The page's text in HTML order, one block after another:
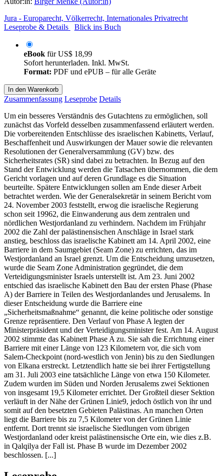
Jura - Europarecht, Völkerrecht, Internationales Privatrecht
Leseprobe & Details
Blick ins Buch
eBook fürUS$ 18,99
Sofort herunterladen. Inkl. MwSt.
Format: PDF und ePUB – für alle Geräte
In den Warenkorb
Zusammenfassung Leseprobe Details
Um ein besseres Verständnis des Gutachtens zu ermöglichen, soll
zunächst das Vorfeld desselben zusammenfassend erläutert werden.
Die vorbereitenden Entschlüsse des israelischen Kabinetts, Verlauf,
Beschaffenheit und Auswirkungen der Mauer sowie die relevanten
Resolutionen der Generalversammlung (GV) bzw. des
Sicherheitsrates (SR) sind dabei zu betrachten. In Bezug auf den
Stand der Entwicklung werden die Tatsachen übernommen, die dem
Gericht vorlagen und auf deren Grundlage es die Situation
beurteilte. Spätere Entwicklungen sollen am Ende dieser Arbeit
betrachtet werden. Wie der Generalsekretär in seinem Bericht vom
24. November 2003 feststellt, erwog die israelische Regierung
schon seit 19962, die Einwanderung aus dem zentralen und
nördlichen Westjordanland zu verhindern. Nachdem im Frühjahr
2002 die Zahl der palästinensischen Anschläge in Israel stark
anstieg, beschloss das israelische Kabinett am 14. April 2002, eine
Barriere in dem Saumgebiet (Seam Zone) zu errichten, das im
Westjordanland an Israel grenzt. Um die Entscheidung umzusetzen,
wurde die Seam Zone Administration gegründet, die dem
Verteidigungsminister Israels unterstellt ist. Am 23. Juni 2002
entschied das israelische Kabinett den Bau der ersten Phase (Phase
A) der Barriere in Teilen des Westjordanlandes und Jerusalems. In
dieser Entscheidung wurde die Barriere eine
„Sicherheitsmaßnahme“ genannt, die keine politische oder sonstige
Grenze repräsentiere. Den Verlauf von Phase A legten der
Ministerpräsident und der Verteidigungsminister fest. Am 14. August
2002 stimmte das Kabinett Phase A zu. Sie sah die Errichtung einer
Barriere mit einer Länge von 123 Kilometern vor, die sich vom
Salem-Checkpoint (nord-westlich von Jenin) bis zu den Siedlungen
von Elkana erstreckt. Letztendlich hatte sie bei ihrer Fertigstellung
am 31. Juli 2003 eine tatsächliche Länge von etwa 150 Kilometer.
Zudem wurden im Süden und Norden Jerusalems zwei Sektionen
von insgesamt 19,5 Kilometer errichtet. Der Großteil dieser Sektion
verläuft in der Nähe der Grünen Linie9, jedoch östlich von ihr und
somit auf den besetzten Gebieten Palästinas. An manchen Orten
liegt die Barriere bis zu 7,5 Kilometer von der Grünen Linie
entfernt. Dort trennt sie israelische Siedlungen vom übrigen
Westjordanland oder kreist palästinensische Orte ein, wie dies z.B.
in Qalqilya der Fall ist. Phase B wurde im Dezember 2002
beschlossen. [...]